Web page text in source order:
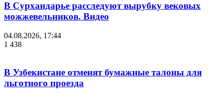
В Сурхандарье расследуют вырубку вековых
можжевельников. Видео
04.08.2026, 17:44
1 438
В Узбекистане отменят бумажные талоны для
льготного проезда